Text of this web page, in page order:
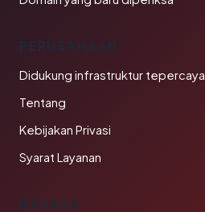
PERUSAHAAN
Didukung infrastruktur tepercaya
Tentang
Kebijakan Privasi
Syarat Layanan
BAHASA